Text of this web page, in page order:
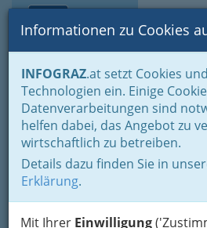
Suche
Informationen zu Cookies
INFOGRAZ.at setzt Cookies
Technologien ein. Einige
Datenverarbeitungen sind
helfen dabei, das Angebot zu
wirtschaftlich zu betreiben.
Details dazu finden Sie in
Erklärung.
Mit Ihrer Einwilligung
Home Branchen
Gewerbe,
Gewerbe & Handwerk, Gliederung der
Landesinnung der Fußpfleger,
Pediküre
Sabine Krainer -
Esthètique
Schillerplatz 10, 8010 Graz